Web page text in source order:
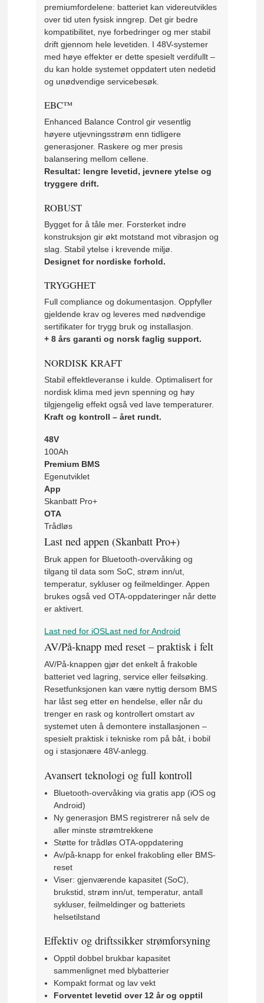
premiumfordelene: batteriet kan videreutvikles
over tid uten fysisk inngrep. Det gir bedre
kompatibilitet, nye forbedringer og mer stabil
drift gjennom hele levetiden. I 48V-systemer
med høye effekter er dette spesielt verdifullt –
du kan holde systemet oppdatert uten nedetid
og unødvendige servicebesøk.
EBC™
Enhanced Balance Control gir vesentlig
høyere utjevningsstrøm enn tidligere
generasjoner. Raskere og mer presis
balansering mellom cellene.
Resultat: lengre levetid, jevnere ytelse og
tryggere drift.
ROBUST
Bygget for å tåle mer. Forsterket indre
konstruksjon gir økt motstand mot vibrasjon og
slag. Stabil ytelse i krevende miljø.
Designet for nordiske forhold.
TRYGGHET
Full compliance og dokumentasjon. Oppfyller
gjeldende krav og leveres med nødvendige
sertifikater for trygg bruk og installasjon.
+ 8 års garanti og norsk faglig support.
NORDISK KRAFT
Stabil effektleveranse i kulde. Optimalisert for
nordisk klima med jevn spenning og høy
tilgjengelig effekt også ved lave temperaturer.
Kraft og kontroll – året rundt.
48V
100Ah
Premium BMS
Egenutviklet
App
Skanbatt Pro+
OTA
Trådløs
Last ned appen (Skanbatt Pro+)
Bruk appen for Bluetooth-overvåking og
tilgang til data som SoC, strøm inn/ut,
temperatur, sykluser og feilmeldinger. Appen
brukes også ved OTA-oppdateringer når dette
er aktivert.
Last ned for iOSLast ned for Android
AV/På-knapp med reset – praktisk i felt
AV/På-knappen gjør det enkelt å frakoble
batteriet ved lagring, service eller feilsøking.
Resetfunksjonen kan være nyttig dersom BMS
har låst seg etter en hendelse, eller når du
trenger en rask og kontrollert omstart av
systemet uten å demontere installasjonen –
spesielt praktisk i tekniske rom på båt, i bobil
og i stasjonære 48V-anlegg.
Avansert teknologi og full kontroll
Bluetooth-overvåking via gratis app (iOS og
Android)
Ny generasjon BMS registrerer nå selv de
aller minste strømtrekkene
Støtte for trådløs OTA-oppdatering
Av/på-knapp for enkel frakobling eller BMS-
reset
Viser: gjenværende kapasitet (SoC),
brukstid, strøm inn/ut, temperatur, antall
sykluser, feilmeldinger og batteriets
helsetilstand
Effektiv og driftssikker strømforsyning
Opptil dobbel brukbar kapasitet
sammenlignet med blybatterier
Kompakt format og lav vekt
Forventet levetid over 12 år og opptil